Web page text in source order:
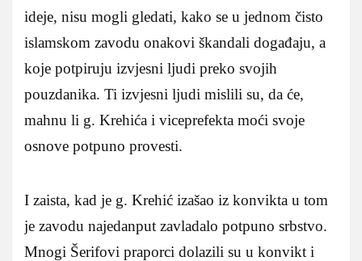
ideje, nisu mogli gledati, kako se u jednom čisto
islamskom zavodu onakovi škandali događaju, a
koje potpiruju izvjesni ljudi preko svojih
pouzdanika. Ti izvjesni ljudi mislili su, da će,
mahnu li g. Krehića i viceprefekta moći svoje
osnove potpuno provesti.
I zaista, kad je g. Krehić izašao iz konvikta u tom
je zavodu najedanput zavladalo potpuno srbstvo.
Mnogi Šerifovi praporci dolazili su u konvikt i